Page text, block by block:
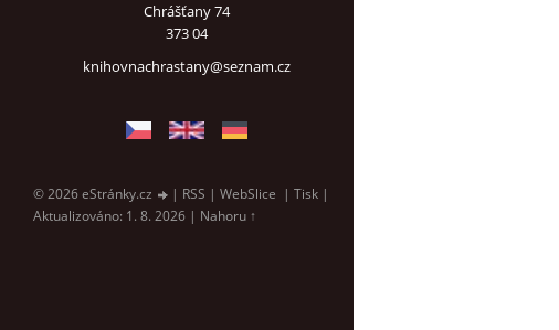
Chrášťany 74
373 04
knihovnachrastany@seznam.cz
© 2026 eStránky.cz | RSS | WebSlice | Tisk |
Aktualizováno: 1. 8. 2026 | Nahoru ↑